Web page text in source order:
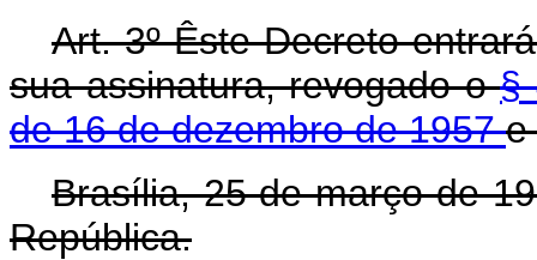
Art. 3º Êste Decreto
sua assinatura, revogado o§
de 16 de dezembro de 1957e
Brasília, 25 de março de
República.